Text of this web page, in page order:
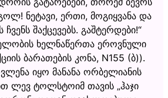
ნეტავი, ერთი, მოგიყვანა და
ჩვენს შაქცევებს. გაშტერდები!“
ხელნაწერთა ეროვნული
ბარათების კონა, N155 (ბ)).
იყო მანანა ორბელიანის
ლევ ტოლსტოიმ თავის „ჰაჯი